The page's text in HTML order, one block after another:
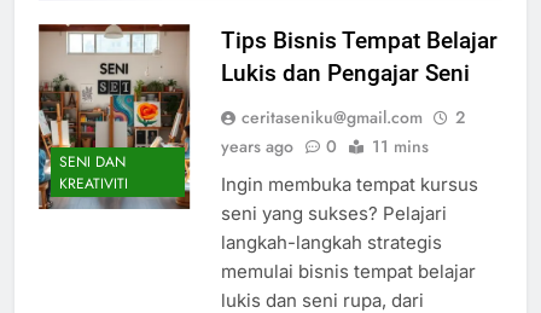
SENI DAN
KREATIVITI
Tips Bisnis Tempat Belajar
Lukis dan Pengajar Seni
ceritaseniku@gmail.com
2
years ago
0 11 mins
Ingin membuka tempat kursus
seni yang sukses? Pelajari
langkah-langkah strategis
memulai bisnis tempat belajar
lukis dan seni rupa, dari